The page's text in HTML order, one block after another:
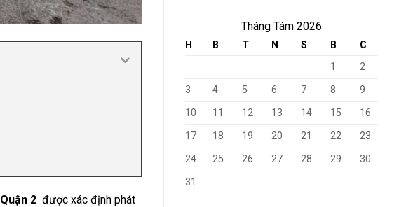
Quận 2 được xác định phát
Tháng Tám 2026
H B T N S B
C
1
2
3
4 5 6 7 8
9
10
11 12 13 14 15
16
17
18 19 20 21 22
23
24
25 26 27 28 29
30
31